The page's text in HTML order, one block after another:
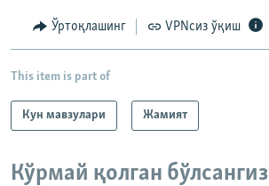
Ўртоқлашинг VPNсиз ўқиш
This item is part of
Кун мавзулари Жамият
Кўрмай қолган бўлсангиз